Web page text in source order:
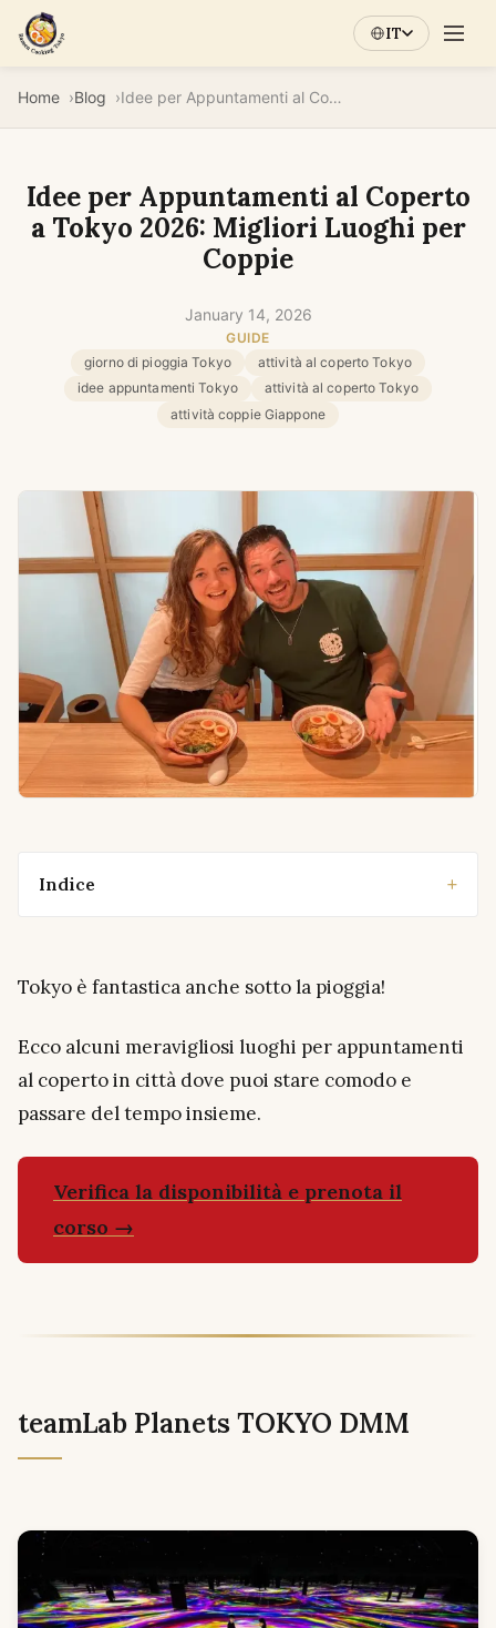
IT
Home Blog Idee per Appuntamenti al Coperto a Tokyo 2026: Migliori Luoghi per Coppie
Idee per Appuntamenti al Coperto
a Tokyo 2026: Migliori Luoghi per
Coppie
January 14, 2026
GUIDE
giorno di pioggia Tokyo
attività al coperto Tokyo
idee appuntamenti Tokyo
attività al coperto Tokyo
attività coppie Giappone
Indice
Tokyo è fantastica anche sotto la pioggia!
Ecco alcuni meravigliosi luoghi per appuntamenti
al coperto in città dove puoi stare comodo e
passare del tempo insieme.
Verifica la disponibilità e prenota il
corso →
teamLab Planets TOKYO DMM